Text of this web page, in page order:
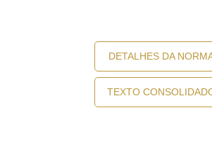
DETALHES DA
TEXTO